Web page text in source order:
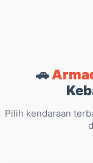
🚗
Pilih kendaraan